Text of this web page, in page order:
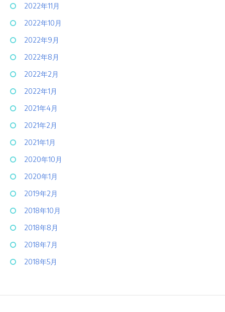
2022年11月
2022年10月
2022年9月
2022年8月
2022年2月
2022年1月
2021年4月
2021年2月
2021年1月
2020年10月
2020年1月
2019年2月
2018年10月
2018年8月
2018年7月
2018年5月